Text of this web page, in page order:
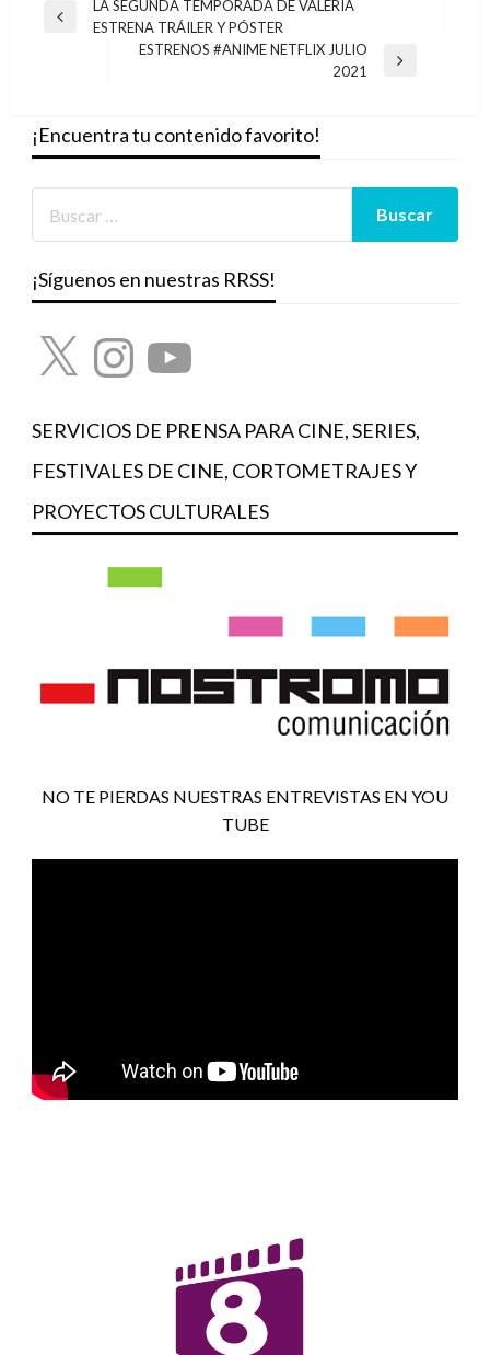
Navegación
Entrada
LA SEGUNDA TEMPORADA DE VALERIA
ESTRENA TRÁILER Y PÓSTER
ESTRENOS #ANIME NETFLIX JULIO
2021
¡Encuentra tu contenido favorito!
¡Síguenos en nuestras RRSS!
X InstagramYouTube
SERVICIOS DE PRENSA PARA CINE, SERIES,
FESTIVALES DE CINE, CORTOMETRAJES Y
PROYECTOS CULTURALES
NO TE PIERDAS NUESTRAS ENTREVISTAS EN YOU
TUBE